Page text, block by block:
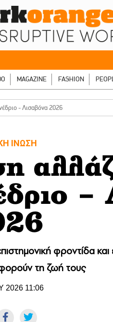
MAGAZINE FASHION
- Λισαβόνα 2026
ΊΝΩΣΗ
–
φροντίδα
τη ζωή τους
2026 11:06